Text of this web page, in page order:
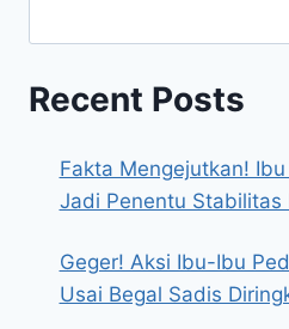
Recent Posts
Fakta Mengejutkan!
Jadi Penentu Stabilitas
Geger! Aksi Ibu-Ibu
Usai Begal Sadis